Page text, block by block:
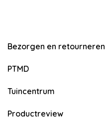
Bezorgen en retourneren
PTMD
Tuincentrum
Productreview